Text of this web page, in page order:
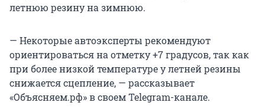
летнюю резину на зимнюю.
— Некоторые автоэксперты рекомендуют
ориентироваться на отметку +7 градусов, так как
при более низкой температуре у летней резины
снижается сцепление, — рассказывает
«Объясняем.рф» в своем Telegram-канале.